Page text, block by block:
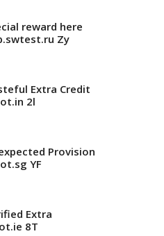
reward here
Zy
Extra Credit
2l
Provision
YF
Extra
8T